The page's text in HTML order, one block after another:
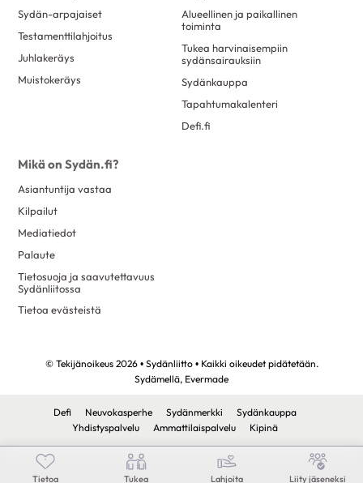
Tietoa Tukea Lahjoita Liity jäseneksi
Sydän-arpajaiset
Testamenttilahjoitus
Juhlakeräys
Muistokeräys
Alueellinen ja paikallinen
toiminta
Tukea harvinaisempiin
sydänsairauksiin
Sydänkauppa
Tapahtumakalenteri
Defi.fi
Mikä on Sydän.fi?
Asiantuntija vastaa
Kilpailut
Mediatiedot
Palaute
Tietosuoja ja saavutettavuus
Sydänliitossa
Tietoa evästeistä
© Tekijänoikeus 2026 • Sydänliitto • Kaikki oikeudet pidätetään.
Sydämellä, Evermade
Defi Neuvokasperhe Sydänmerkki
Sydänkauppa
Yhdistyspalvelu
Ammattilaispalvelu Kipinä